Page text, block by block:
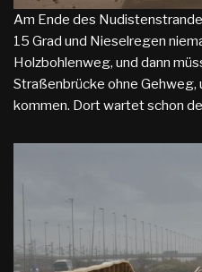
Am Ende des
15 Grad und Nieselregen
Holzbohlenweg, und dann
Straßenbrücke ohne Gehweg,
kommen. Dort wartet schon